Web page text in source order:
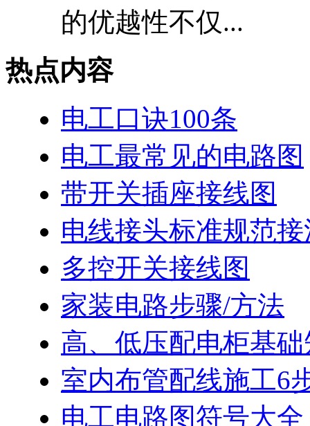
的优越性不仅...
热点内容
电工口诀100条
电工最常见的电路图
带开关插座接线图
电线接头标准规范
多控开关接线图
家装电路步骤/方法
高、低压配电柜基
室内布管配线施工6
电工电路图符号大全